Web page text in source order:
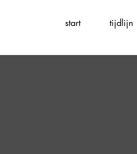
start tijdlijn